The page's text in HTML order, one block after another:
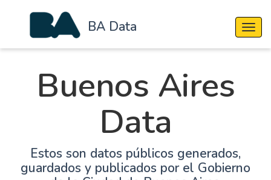
BA Data
Buenos Aires
Data
Estos son datos públicos generados,
guardados y publicados por el Gobierno